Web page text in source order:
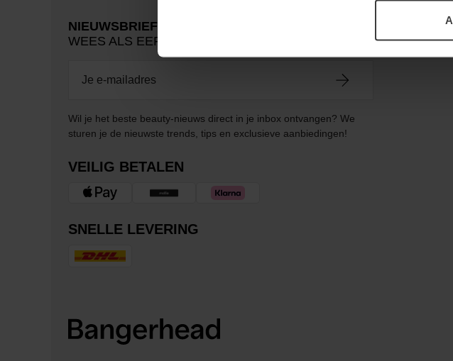
NIEUWSBRIEF
WEES ALS EERSTE OP DE HOOGTE
Wil je het beste beauty-nieuws direct in je inbox ontvangen? We
sturen je de nieuwste trends, tips en exclusieve aanbiedingen!
VEILIG BETALEN
SNELLE LEVERING